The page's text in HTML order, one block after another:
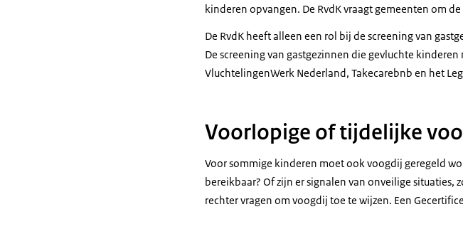
kinderen opvangen. De RvdK vraagt gemeenten om
De RvdK heeft alleen een rol bij de screening van
De screening van gastgezinnen die gevluchte
VluchtelingenWerk Nederland, Takecarebnb en het
Voorlopige of tijdelijke
Voor sommige kinderen moet ook voogdij geregeld
bereikbaar? Of zijn er signalen van onveilige situaties,
rechter vragen om voogdij toe te wijzen. Een